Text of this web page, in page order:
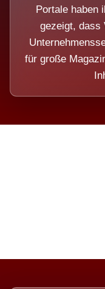
Portale haben
gezeigt, dass
für große